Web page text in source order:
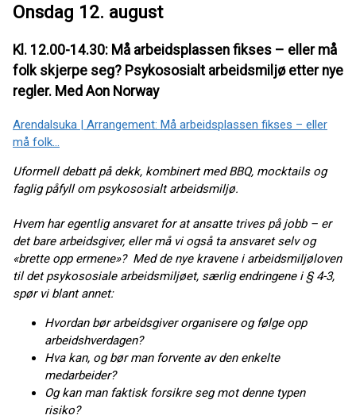
Onsdag 12. august
Kl. 12.00-14.30: Må arbeidsplassen fikses – eller må
folk skjerpe seg? Psykososialt arbeidsmiljø etter nye
regler. Med Aon Norway
Arendalsuka | Arrangement: Må arbeidsplassen fikses – eller
må folk…
Uformell debatt på dekk, kombinert med BBQ, mocktails og
faglig påfyll om psykososialt arbeidsmiljø.
Hvem har egentlig ansvaret for at ansatte trives på jobb – er
det bare arbeidsgiver, eller må vi også ta ansvaret selv og
«brette opp ermene»? Med de nye kravene i arbeidsmiljøloven
til det psykososiale arbeidsmiljøet, særlig endringene i § 4-3,
spør vi blant annet:
Hvordan bør arbeidsgiver organisere og følge opp
arbeidshverdagen?
Hva kan, og bør man forvente av den enkelte
medarbeider?
Og kan man faktisk forsikre seg mot denne typen
risiko?